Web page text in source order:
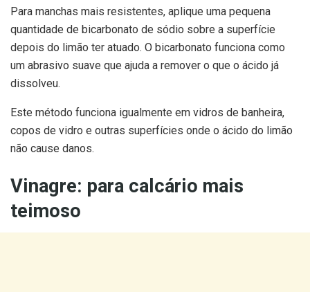
Para manchas mais resistentes, aplique uma pequena
quantidade de bicarbonato de sódio sobre a superfície
depois do limão ter atuado. O bicarbonato funciona como
um abrasivo suave que ajuda a remover o que o ácido já
dissolveu.
Este método funciona igualmente em vidros de banheira,
copos de vidro e outras superfícies onde o ácido do limão
não cause danos.
Vinagre: para calcário mais
teimoso